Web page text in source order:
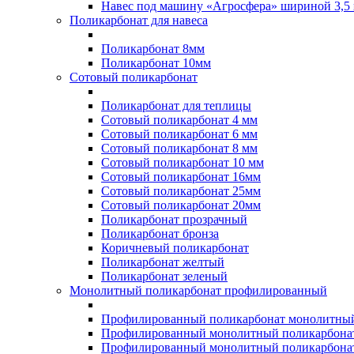
Навес под машину «Агросфера» шириной 3,5
Поликарбонат для навеса
Поликарбонат 8мм
Поликарбонат 10мм
Сотовый поликарбонат
Поликарбонат для теплицы
Сотовый поликарбонат 4 мм
Сотовый поликарбонат 6 мм
Сотовый поликарбонат 8 мм
Сотовый поликарбонат 10 мм
Сотовый поликарбонат 16мм
Сотовый поликарбонат 25мм
Сотовый поликарбонат 20мм
Поликарбонат прозрачный
Поликарбонат бронза
Коричневый поликарбонат
Поликарбонат желтый
Поликарбонат зеленый
Монолитный поликарбонат профилированный
Профилированный поликарбонат
Профилированный монолитный
Профилированный монолитный